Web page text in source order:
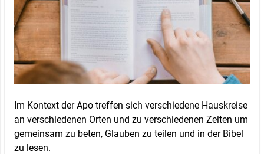
Im Kontext der Apo treffen sich verschiedene Hauskreise
an verschiedenen Orten und zu verschiedenen Zeiten um
gemeinsam zu beten, Glauben zu teilen und in der Bibel
zu lesen.